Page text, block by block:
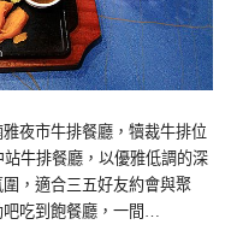
夜市牛排餐廳，犢裁牛排位
牛排餐廳，以優雅低調的深
，適合三五好友約會與聚
吧吃到飽餐廳，一間…